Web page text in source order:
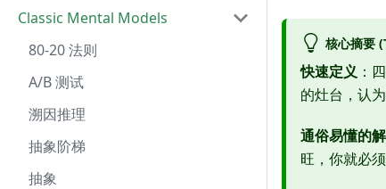
Classic Mental Models
80-20 法则
A/B 测试
溯因推理
抽象阶梯
抽象
核心摘要
快速定义 ：
的灶台，认
通俗易懂的
旺，你就必